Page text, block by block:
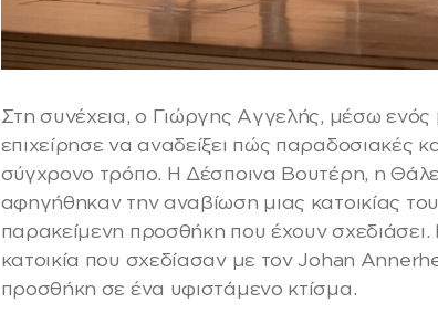
Στη συνέχεια, ο Γιώργης Αγγελής, μέσω ενός
επιχείρησε να αναδείξει πώς παραδοσιακές
σύγχρονο τρόπο. Η Δέσποινα Βουτέρη, η
αφηγήθηκαν την αναβίωση μιας κατοικίας
παρακείμενη προσθήκη που έχουν
κατοικία που σχεδίασαν με τον Johan
προσθήκη σε ένα υφιστάμενο κτίσμα.